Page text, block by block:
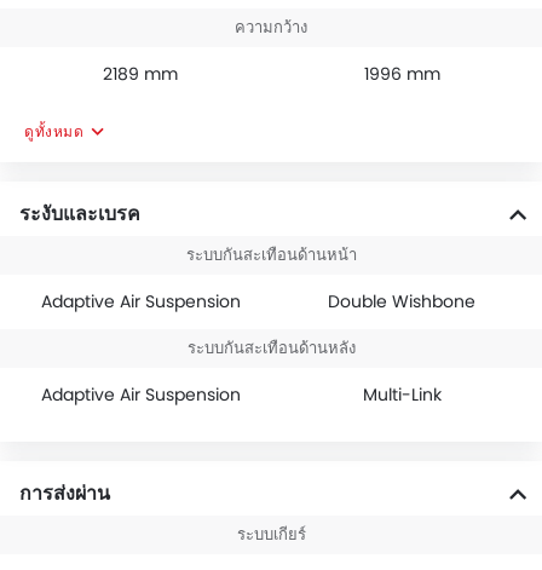
ความกว้าง
2189 mm 1996 mm
ดูทั้งหมด
ระงับและเบรค
ระบบกันสะเทือนด้านหน้า
Adaptive Air Suspension Double Wishbone
ระบบกันสะเทือนด้านหลัง
Adaptive Air Suspension Multi-Link
การส่งผ่าน
ระบบเกียร์